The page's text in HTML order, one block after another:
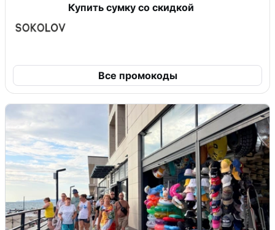
Купить сумку со скидкой
Все промокоды